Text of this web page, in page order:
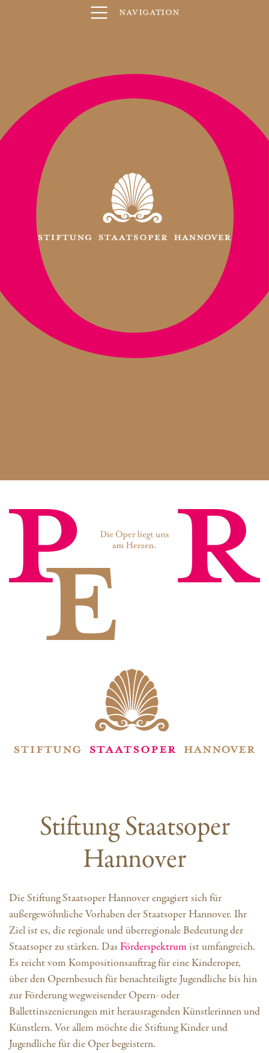
Navigation
Stiftung Staatsoper
Hannover
Die Stiftung Staatsoper Hannover engagiert sich für
außergewöhnliche Vorhaben der Staatsoper Hannover. Ihr
Ziel ist es, die regionale und überregionale Bedeutung der
Staatsoper zu stärken. Das Förderspektrum ist umfangreich.
Es reicht vom Kompositionsauftrag für eine Kinderoper,
über den Opernbesuch für benachteiligte Jugendliche bis hin
zur Förderung wegweisender Opern- oder
Ballettinszenierungen mit herausragenden Künstlerinnen und
Künstlern. Vor allem möchte die Stiftung Kinder und
Jugendliche für die Oper begeistern.